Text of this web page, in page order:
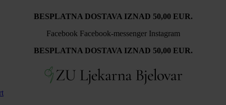
BESPLATNA DOSTAVA IZNAD 50,00 EUR.
Facebook Facebook-messenger Instagram
BESPLATNA DOSTAVA IZNAD 50,00 EUR.